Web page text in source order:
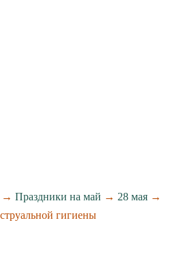
Праздники на май → 28 мая→
гигиены